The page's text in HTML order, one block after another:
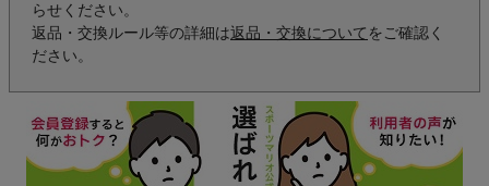
らせください。
返品・交換ルール等の詳細は返品・交換について をご確認く
ださい。